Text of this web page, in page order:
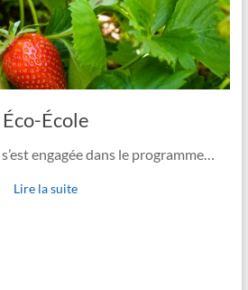
Éco-École
engagée dans le programme…
Lire la suite